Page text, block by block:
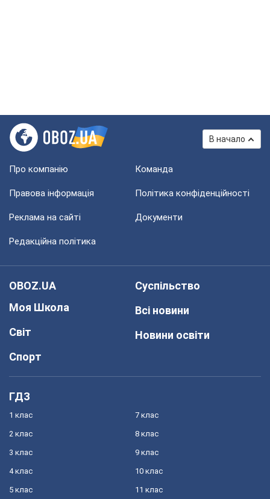
В начало
Про компанію Команда
Правова інформація Політика конфіденційності
Реклама на сайті Документи
Редакційна політика
OBOZ.UA
Моя Школа
Світ
Спорт
Суспільство
Всі новини
Новини освіти
ГДЗ
1 клас
2 клас
3 клас
4 клас
5 клас
7 клас
8 клас
9 клас
10 клас
11 клас